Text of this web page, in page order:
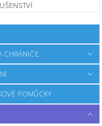
CHRÁNIČE
POMŮCKY